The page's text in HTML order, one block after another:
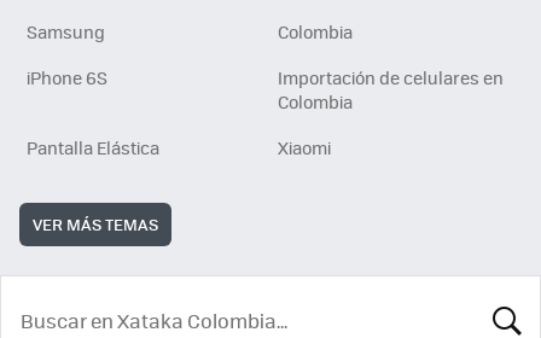
Samsung
Colombia
iPhone 6S
Importación de celulares en
Colombia
Pantalla Elástica
Xiaomi
VER MÁS TEMAS